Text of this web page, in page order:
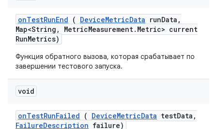
onTestRunEnd ( DeviceMetricData runData ,
Map<String , MetricMeasurement. Metric> current
RunMetrics)
Функция обратного вызова, которая срабатывает по
завершении тестового запуска.
void
onTestRunFailed ( DeviceMetricData testData ,
FailureDescription failure)